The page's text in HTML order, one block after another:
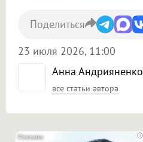
Анна Андрияненко
все статьи автора
23 июля 2026, 11:00
Поделиться
i